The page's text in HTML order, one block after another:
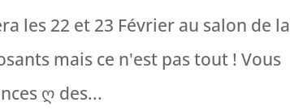
les 22 et 23 Février au salon de la
mais ce n'est pas tout ! Vous
ღ des...